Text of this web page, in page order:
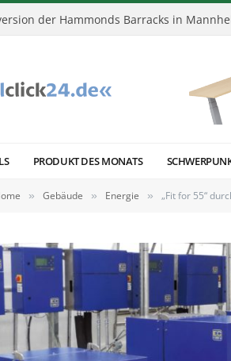
der Hammonds Barracks in
PRODUKT DES MONATS
» Gebäude » Energie » „Fit for 55“